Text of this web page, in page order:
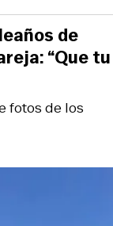
fotos de los
de
“Que tu